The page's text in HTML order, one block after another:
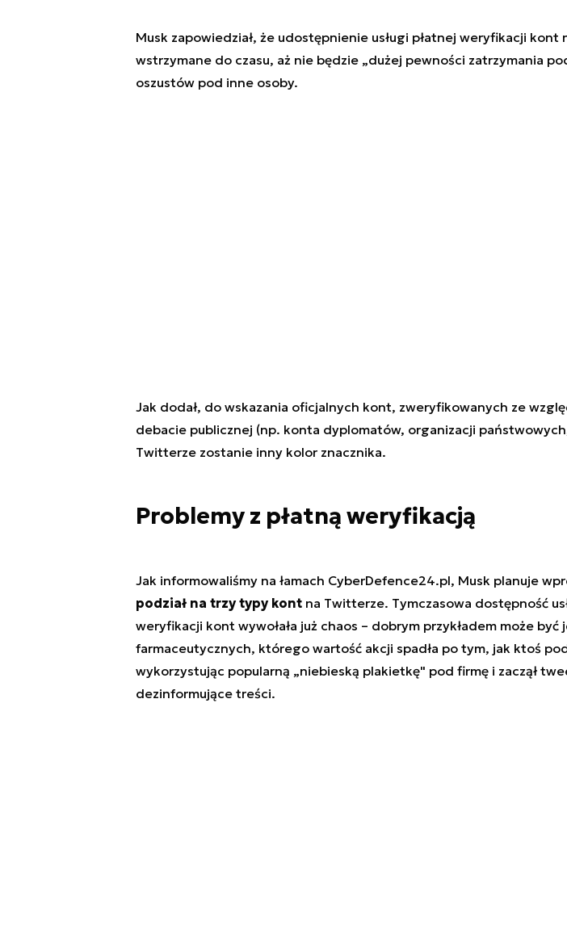
Musk zapowiedział, że udostępnienie usługi płatnej weryfikacji
wstrzymane do czasu, aż nie będzie „dużej pewności zatrzymania
oszustów pod inne osoby.
Jak dodał, do wskazania oficjalnych kont, zweryfikowanych ze
debacie publicznej (np. konta dyplomatów, organizacji
Twitterze zostanie inny kolor znacznika.
Problemy z płatną weryfikacją
Jak informowaliśmy na łamach CyberDefence24.pl, Musk planuje
podział na trzy typy kont na Twitterze. Tymczasowa dostępność
weryfikacji kont wywołała już chaos – dobrym przykładem może
farmaceutycznych, którego wartość akcji spadła po tym, jak ktoś
wykorzystując popularną „niebieską plakietkę" pod firmę i zaczął
dezinformujące treści.